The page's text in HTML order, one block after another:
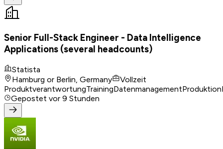
Senior Full-Stack Engineer - Data Intelligence
Applications (several headcounts)
Statista
Hamburg or Berlin, Germany
Vollzeit
ProduktverantwortungTrainingDatenmanagementProduktion
Gepostet vor 9 Stunden